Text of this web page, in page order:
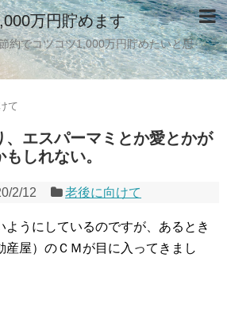
万円貯めます
約でコツコツ1,000万円貯めたいと思
て
、エスパーマミとか愛とかが
しれない。
2/12 老後に向けて
ようにしているのですが、あるとき
産屋）のＣＭが目に入ってきまし